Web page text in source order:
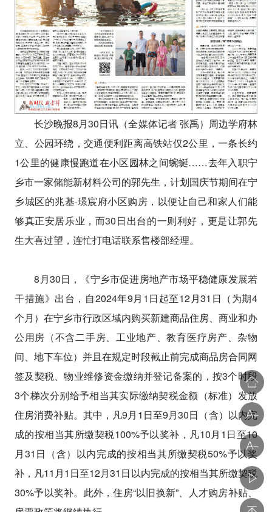
长沙晚报8月30日讯（全媒体记者 张禹）周边学府林
立、公园环绕，交通便利距离高铁站仅2公里，一条长约
1公里的健康慢跑道在小区园林之间蜿蜒……去年入职宁
乡市一家储能新材料公司的郭先生，计划国庆节期间在宁
乡城区的兆基·璟宸府小区购房，以便让自己和家人们能
够真正安居乐业，而30日出台的一则利好，更是让郭先
生大喜过望，连忙打电话联系售楼部经理。
8月30日，《宁乡市促进房地产市场平稳健康发展若
干措施》出台，自2024年9月1日起至12月31日（为期4
个月）在宁乡市行政区域内购买新建商品住房、商业和办
公用房（不含二手房、工业地产、教育医疗房产、杂物
间、地下车位）并且在规定时段截止前完成商品房合同网
签及契税、物业维修资金缴纳并登记备案的，按3个时段
3个梯次分别给予相当其实际缴纳契税金额（标准）发放
住房消费补贴。其中，凡9月1日至9月30日（含）以内完
成的按相当其所缴契税100%予以奖补，凡10月1日至10
月31日（含）以内完成的按相当其所缴契税50%予以奖
补，凡11月1日至12月31日以内完成的按相当其所缴契税
30%予以奖补。此外，住房“以旧换新”、人才购房补贴、